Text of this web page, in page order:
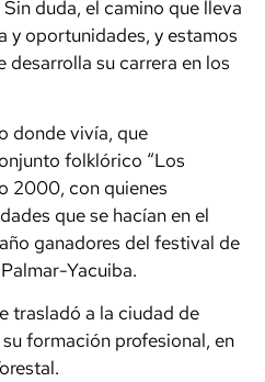
duda, el camino que lleva
y oportunidades, y estamos
su carrera en los
donde vivía, que
folklórico “Los
2000, con quienes
que se hacían en el
ganadores del festival de
Yacuiba.
trasladó a la ciudad de
formación profesional, en